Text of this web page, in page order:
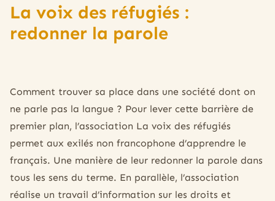
La voix des réfugiés :
redonner la parole
Comment trouver sa place dans une société dont on
ne parle pas la langue ? Pour lever cette barrière de
premier plan, l’association La voix des réfugiés
permet aux exilés non francophone d’apprendre le
français. Une manière de leur redonner la parole dans
tous les sens du terme. En parallèle, l’association
réalise un travail d’information sur les droits et